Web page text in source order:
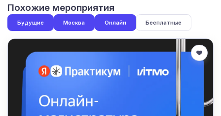
Похожие мероприятия
Будущие Москва Онлайн Бесплатные